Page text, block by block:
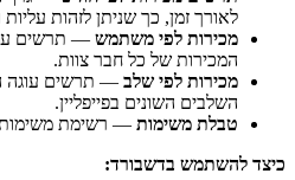
לאורך זמן, כך שניתן לזהות עליות
מכירות לפי משתמש — תרשים
המכירות של כל חבר צוות.
מכירות לפי שלב — תרשים עוגה
השלבים השונים בפייפליין.
טבלת משימות — רשימת משימות
כיצד להשתמש בדשבורד: